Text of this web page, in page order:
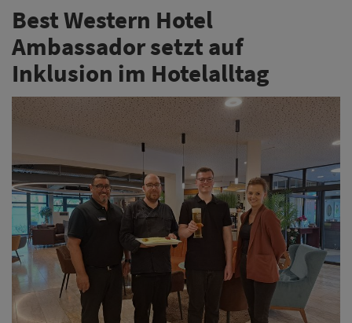
Best Western Hotel
Ambassador setzt auf
Inklusion im Hotelalltag